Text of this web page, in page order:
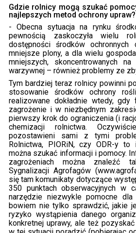
Gdzie rolnicy mogą szukać
najlepszych metod ochrony upraw?
- Obecna sytuacja na rynku
pewnością zaskoczyła wielu
dostępności środków
mniejsze plony, a dla wielu
mniejszych, skoncentrowanych
warzywnej – również problemy ze
Tym bardziej teraz rolnicy powinni
stosowanie środków ochrony
realizowane dokładnie wtedy, gdy
zagrożenie i w niezbędnym
pierwszy krok do ograniczenia (i
chemizacji rolnictwa.
pozostawieni sami z tymi
Rolnictwa, PIORiN, czy ODR-y to
można szukać informacji i pomocy.
zagrożeniach można znaleźć
Sygnalizacji Agrofagów
się tam komunikaty dotyczące
350 punktach obserwacyjnych w
narzędzie niezwykle pomocne
bowiem nie tylko sprawdzić, jakie
ryzyko wystąpienia danego
konkretnej uprawy, ale też